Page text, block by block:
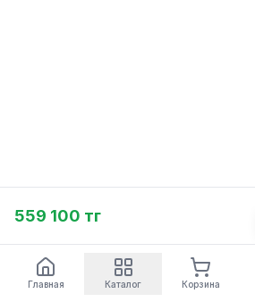
559 100 тг
Главная Каталог Корзина